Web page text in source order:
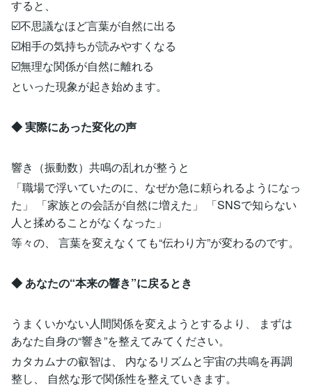
すると、
☑️不思議なほど言葉が自然に出る
☑️相手の気持ちが読みやすくなる
☑️無理な関係が自然に離れる
といった現象が起き始めます。
◆ 実際にあった変化の声
響き（振動数）共鳴の乱れが整うと
「職場で浮いていたのに、なぜか急に頼られるようになっ
た」 「家族との会話が自然に増えた」 「SNSで知らない
人と揉めることがなくなった」
等々の、 言葉を変えなくても“伝わり方”が変わるのです。
◆ あなたの“本来の響き”に戻るとき
うまくいかない人間関係を変えようとするより、 まずは
あなた自身の“響き”を整えてみてください。
カタカムナの叡智は、 内なるリズムと宇宙の共鳴を再調
整し、 自然な形で関係性を整えていきます。